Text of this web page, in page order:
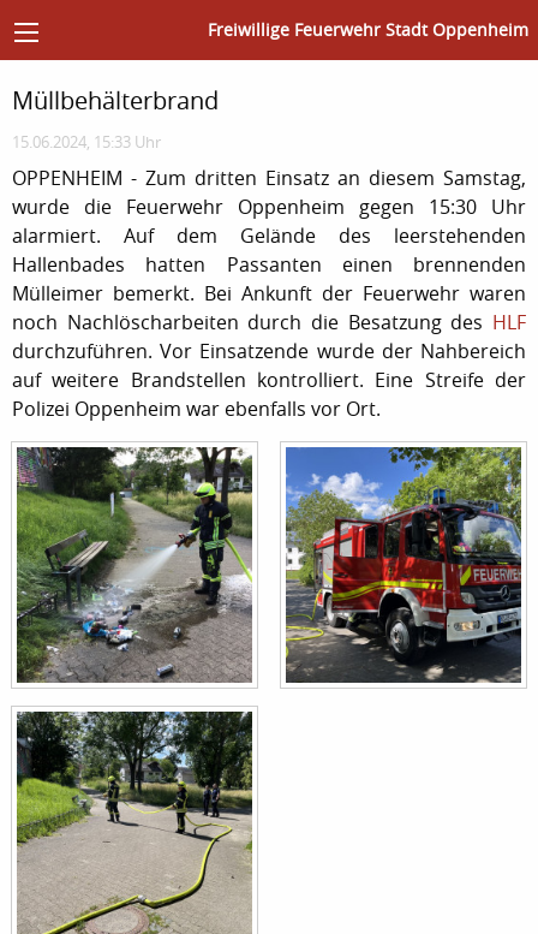
Freiwillige Feuerwehr Stadt Oppenheim
Müllbehälterbrand
15.06.2024, 15:33 Uhr
OPPENHEIM - Zum dritten Einsatz an diesem Samstag,
wurde die Feuerwehr Oppenheim gegen 15:30 Uhr
alarmiert. Auf dem Gelände des leerstehenden
Hallenbades hatten Passanten einen brennenden
Mülleimer bemerkt. Bei Ankunft der Feuerwehr waren
noch Nachlöscharbeiten durch die Besatzung des HLF
durchzuführen. Vor Einsatzende wurde der Nahbereich
auf weitere Brandstellen kontrolliert. Eine Streife der
Polizei Oppenheim war ebenfalls vor Ort.